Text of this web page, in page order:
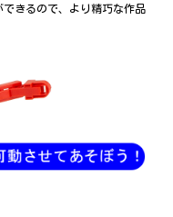
きるので、より精巧な作品